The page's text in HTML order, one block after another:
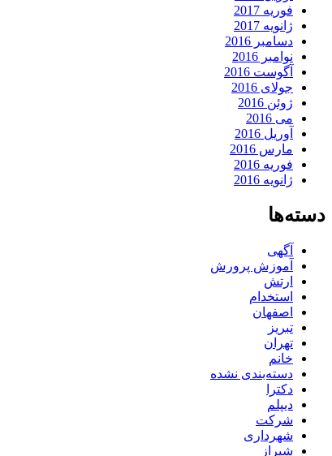
فوریه 2017
ژانویه 2017
دسامبر 2016
نوامبر 2016
آگوست 2016
جولای 2016
ژوئن 2016
می 2016
آوریل 2016
مارس 2016
فوریه 2016
ژانویه 2016
دسته‌ها
آگهی
آموزش پرورش
ارتش
استخدام
اصفهان
تبریز
تهران
خانم
دسته‌بندی نشده
دکترا
دیپلم
شرکت
شهرداری
شیراز